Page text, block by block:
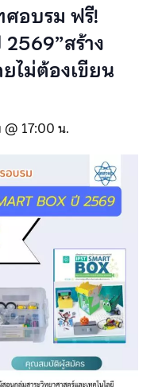
ศอบรม ฟรี!
2569”สร้าง
ไม่ต้องเขียน
17:00 น.